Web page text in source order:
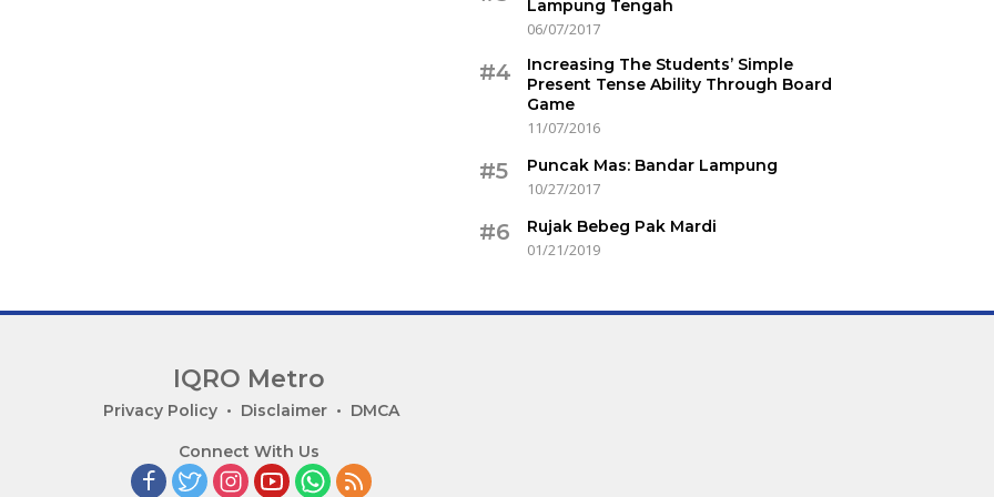
Lampung Tengah
06/07/2017
#4
Increasing The Students’ Simple
Present Tense Ability Through Board
Game
11/07/2016
#5
Puncak Mas: Bandar Lampung
10/27/2017
#6
Rujak Bebeg Pak Mardi
01/21/2019
IQRO Metro
Privacy Policy Disclaimer DMCA
Connect With Us